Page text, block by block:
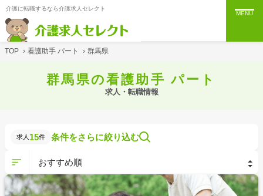
介護に転職するなら介護求人セレクト
MENU
TOP › 看護助手 パート › 群馬県
群馬県の看護助手 パート
求人・転職情報
求人 15件 条件をさらに絞り込む